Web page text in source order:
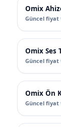
Omix
Güncel fiyat
Omix Ses
Güncel fiyat
Omix Ön
Güncel fiyat